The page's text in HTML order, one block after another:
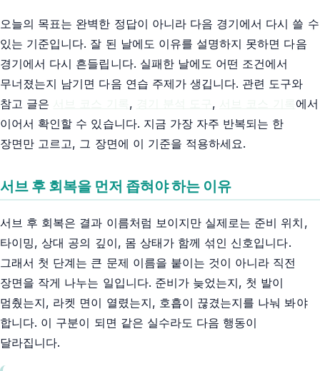
오늘의 목표는 완벽한 정답이 아니라 다음 경기에서 다시 쓸 수
있는 기준입니다. 잘 된 날에도 이유를 설명하지 못하면 다음
경기에서 다시 흔들립니다. 실패한 날에도 어떤 조건에서
무너졌는지 남기면 다음 연습 주제가 생깁니다. 관련 도구와
참고 글은
, ,
에서
이어서 확인할 수 있습니다. 지금 가장 자주 반복되는 한
장면만 고르고, 그 장면에 이 기준을 적용하세요.
서브 후 회복을 먼저 좁혀야 하는 이유
서브 후 회복은 결과 이름처럼 보이지만 실제로는 준비 위치,
타이밍, 상대 공의 깊이, 몸 상태가 함께 섞인 신호입니다.
그래서 첫 단계는 큰 문제 이름을 붙이는 것이 아니라 직전
장면을 작게 나누는 일입니다. 준비가 늦었는지, 첫 발이
멈췄는지, 라켓 면이 열렸는지, 호흡이 끊겼는지를 나눠 봐야
합니다. 이 구분이 되면 같은 실수라도 다음 행동이
달라집니다.